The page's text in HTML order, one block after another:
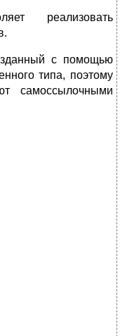
реализовать
с помощью
типа, поэтому
самоссылочными